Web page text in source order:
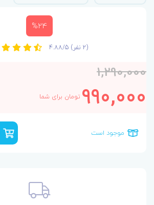
%24
4.88/5 (2 نفر)
1,290,000
990,000تومان برای شما
موجود است